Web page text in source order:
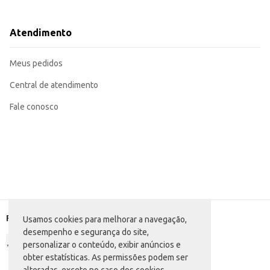
Usamos cookies para melhorar a navegação,
desempenho e segurança do site,
personalizar o conteúdo, exibir anúncios e
obter estatísticas. As permissões podem ser
estabelecimentos comerciais.
Marca: Muriel
Categoria: Óleo perfumado
EAN: 7896279102414
Atendimento
Meus pedidos
Central de atendimento
Fale conosco
Formas de pagamento